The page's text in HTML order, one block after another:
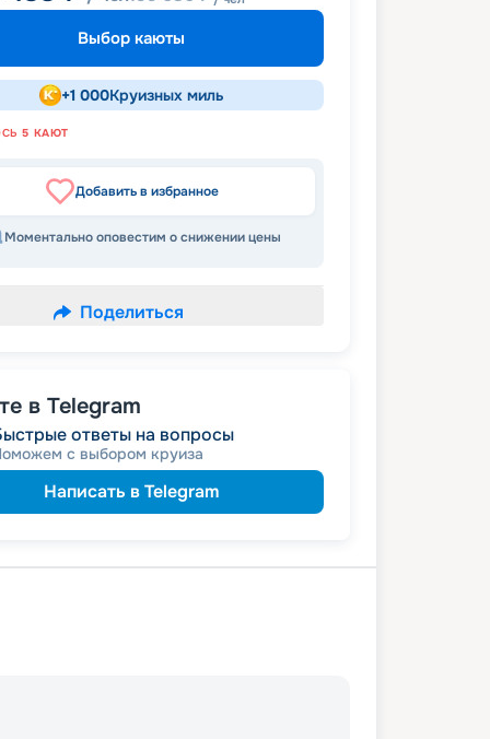
Выбор каюты
+1 000Круизных миль
5 КАЮТ
Добавить в избранное
Моментально оповестим о снижении цены
Поделиться
в Telegram
ответы на вопросы
с выбором круиза
Написать в Telegram